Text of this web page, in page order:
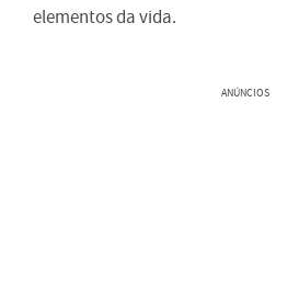
elementos da vida.
ANÚNCIOS